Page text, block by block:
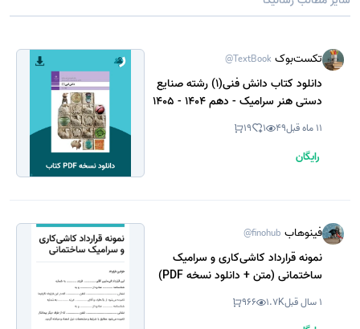
تکست‌بوک @TextBook
دانلود کتاب دانش فنی(1) رشته صنایع
دستی هنر سرامیک - دهم 1404 - 1405
(نسخه PDF) 11 ماه قبل 49
1
19
رایگان
فینوهاب @finohub
نمونه قرارداد کاشی‌کاری و سرامیک
ساختمانی (متن + دانلود نسخه PDF)
1 سال قبل 1.7K
966